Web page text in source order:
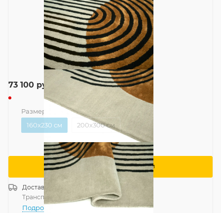
73 100 руб.
Размер
160x230 см
160x230 см
200x300 см
Сообщить о поступлении
Доставка
Транспортной компанией—бесплатно
Подробнее